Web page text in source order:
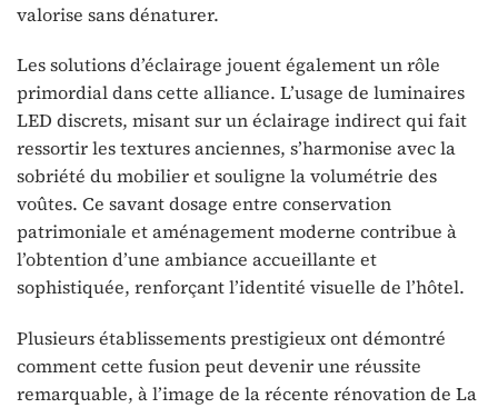
valorise sans dénaturer.
Les solutions d’éclairage jouent également un rôle
primordial dans cette alliance. L’usage de luminaires
LED discrets, misant sur un éclairage indirect qui fait
ressortir les textures anciennes, s’harmonise avec la
sobriété du mobilier et souligne la volumétrie des
voûtes. Ce savant dosage entre conservation
patrimoniale et aménagement moderne contribue à
l’obtention d’une ambiance accueillante et
sophistiquée, renforçant l’identité visuelle de l’hôtel.
Plusieurs établissements prestigieux ont démontré
comment cette fusion peut devenir une réussite
remarquable, à l’image de la récente rénovation de La